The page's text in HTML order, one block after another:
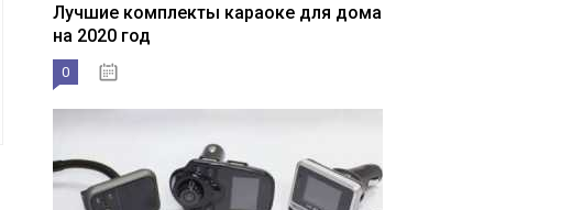
Лучшие комплекты караоке для дома
на 2020 год
0